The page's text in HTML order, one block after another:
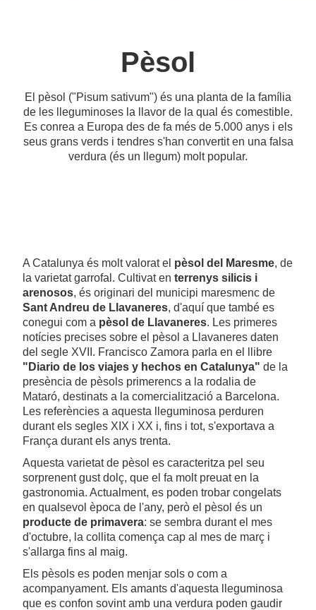
Pèsol
El pèsol ("Pisum sativum") és una planta de la família
de les lleguminoses la llavor de la qual és comestible.
Es conrea a Europa des de fa més de 5.000 anys i els
seus grans verds i tendres s'han convertit en una falsa
verdura (és un llegum) molt popular.
A Catalunya és molt valorat el pèsol del Maresme, de
la varietat garrofal. Cultivat en terrenys silicis i
arenosos, és originari del municipi maresmenc de
Sant Andreu de Llavaneres, d'aquí que també es
conegui com a pèsol de Llavaneres. Les primeres
notícies precises sobre el pèsol a Llavaneres daten
del segle XVII. Francisco Zamora parla en el llibre
"Diario de los viajes y hechos en Catalunya" de la
presència de pèsols primerencs a la rodalia de
Mataró, destinats a la comercialització a Barcelona.
Les referències a aquesta lleguminosa perduren
durant els segles XIX i XX i, fins i tot, s'exportava a
França durant els anys trenta.
Aquesta varietat de pèsol es caracteritza pel seu
sorprenent gust dolç, que el fa molt preuat en la
gastronomia. Actualment, es poden trobar congelats
en qualsevol època de l'any, però el pèsol és un
producte de primavera: se sembra durant el mes
d'octubre, la collita comença cap al mes de març i
s'allarga fins al maig.
Els pèsols es poden menjar sols o com a
acompanyament. Els amants d'aquesta lleguminosa
que es confon sovint amb una verdura poden gaudir